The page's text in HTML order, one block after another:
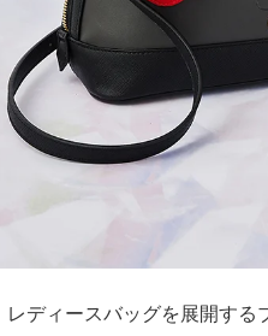
レディースバッグを展開する